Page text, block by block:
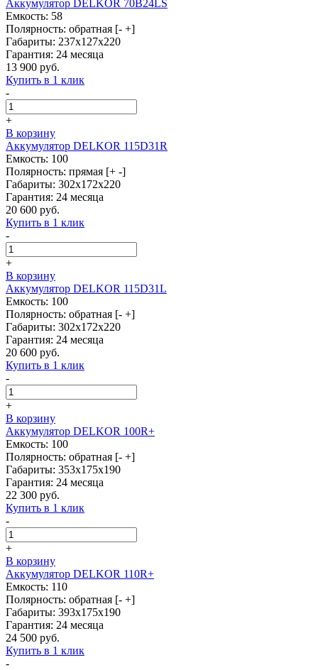
Аккумулятор DELKOR 70B24LS
Емкость: 58
Полярность: обратная [- +]
Габариты: 237x127x220
Гарантия: 24 месяца
13 900 руб.
Купить в 1 клик
-
+
В корзину
Аккумулятор DELKOR 115D31R
Емкость: 100
Полярность: прямая [+ -]
Габариты: 302x172x220
Гарантия: 24 месяца
20 600 руб.
Купить в 1 клик
-
+
В корзину
Аккумулятор DELKOR 115D31L
Емкость: 100
Полярность: обратная [- +]
Габариты: 302x172x220
Гарантия: 24 месяца
20 600 руб.
Купить в 1 клик
-
+
В корзину
Аккумулятор DELKOR 100R+
Емкость: 100
Полярность: обратная [- +]
Габариты: 353x175x190
Гарантия: 24 месяца
22 300 руб.
Купить в 1 клик
-
+
В корзину
Аккумулятор DELKOR 110R+
Емкость: 110
Полярность: обратная [- +]
Габариты: 393x175x190
Гарантия: 24 месяца
24 500 руб.
Купить в 1 клик
-